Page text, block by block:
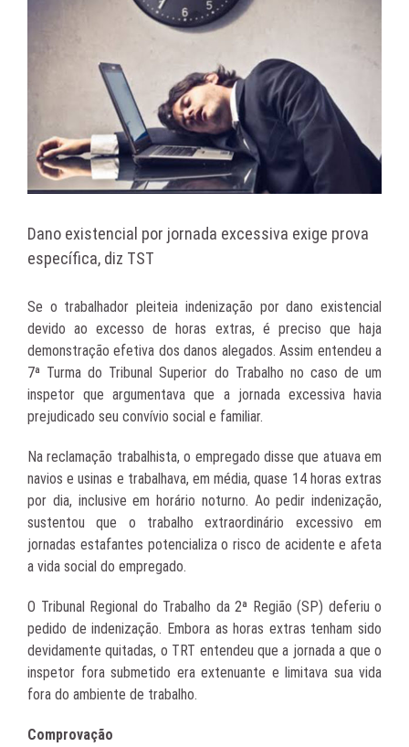
Dano existencial por jornada excessiva exige prova
específica, diz TST
Se o trabalhador pleiteia indenização por dano existencial
devido ao excesso de horas extras, é preciso que haja
demonstração efetiva dos danos alegados. Assim entendeu a
7ª Turma do Tribunal Superior do Trabalho no caso de um
inspetor que argumentava que a jornada excessiva havia
prejudicado seu convívio social e familiar.
Na reclamação trabalhista, o empregado disse que atuava em
navios e usinas e trabalhava, em média, quase 14 horas extras
por dia, inclusive em horário noturno. Ao pedir indenização,
sustentou que o trabalho extraordinário excessivo em
jornadas estafantes potencializa o risco de acidente e afeta
a vida social do empregado.
O Tribunal Regional do Trabalho da 2ª Região (SP) deferiu o
pedido de indenização. Embora as horas extras tenham sido
devidamente quitadas, o TRT entendeu que a jornada a que o
inspetor fora submetido era extenuante e limitava sua vida
fora do ambiente de trabalho.
Comprovação